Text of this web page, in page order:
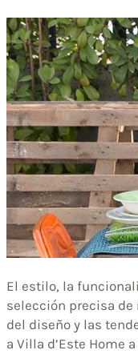
El estilo, la
selección precisa
del diseño y las
a Villa d’Este Home